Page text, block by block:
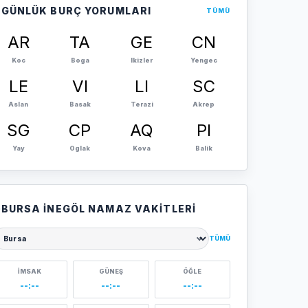
GÜNLÜK BURÇ YORUMLARI TÜMÜ
AR
Koc
TA
Boga
GE
Ikizler
CN
Yengec
LE
Aslan
VI
Basak
LI
Terazi
SC
Akrep
SG
Yay
CP
Oglak
AQ
Kova
PI
Balik
BURSA İNEGÖL NAMAZ VAKITLERI
seçin
TÜMÜ
İMSAK
--:--
GÜNEŞ
--:--
ÖĞLE
--:--